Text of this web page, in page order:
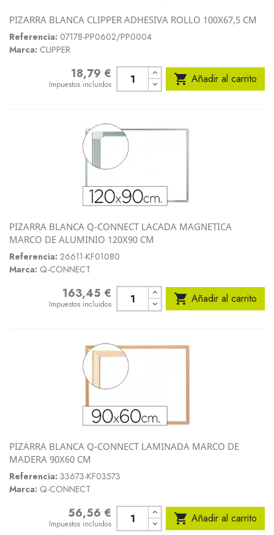
PIZARRA BLANCA CLIPPER ADHESIVA ROLLO 100X67,5 CM
Referencia: 07178-PP0602/PP0004
Marca: CLIPPER
Precio18,79 €
Impuestos incluidos  Añadir al carrito
PIZARRA BLANCA Q-CONNECT LACADA MAGNETICA
MARCO DE ALUMINIO 120X90 CM
Referencia: 26611-KF01080
Marca: Q-CONNECT
Precio163,45 €
Impuestos incluidos  Añadir al carrito
PIZARRA BLANCA Q-CONNECT LAMINADA MARCO DE
MADERA 90X60 CM
Referencia: 33673-KF03573
Marca: Q-CONNECT
Precio56,56 €
Impuestos incluidos  Añadir al carrito